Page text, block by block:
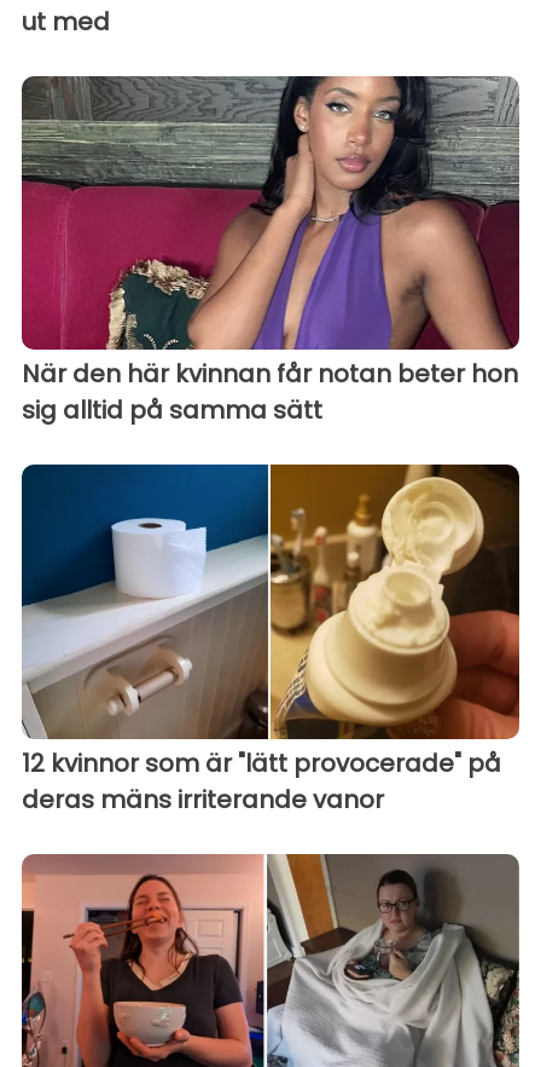
ut med
När den här kvinnan får notan beter hon
sig alltid på samma sätt
12 kvinnor som är "lätt provocerade" på
deras mäns irriterande vanor